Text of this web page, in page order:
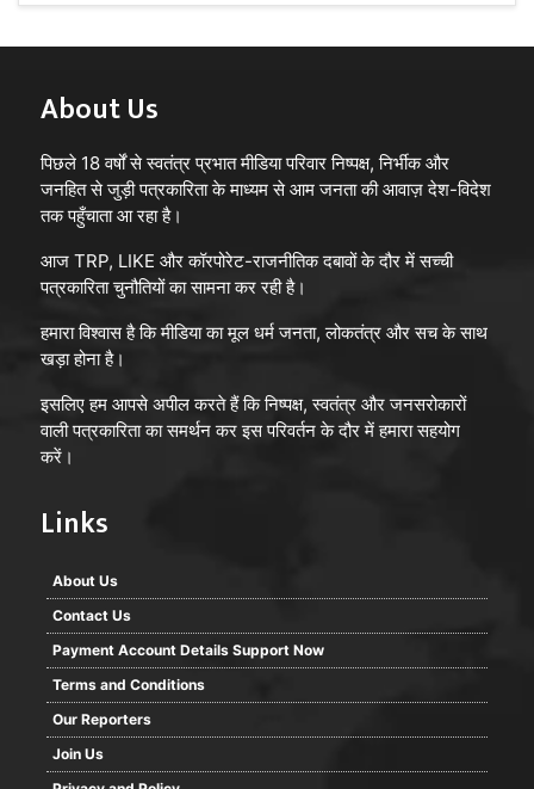
About Us
पिछले 18 वर्षों से स्वतंत्र प्रभात मीडिया परिवार निष्पक्ष, निर्भीक और
जनहित से जुड़ी पत्रकारिता के माध्यम से आम जनता की आवाज़ देश-विदेश
तक पहुँचाता आ रहा है।
आज TRP, LIKE और कॉरपोरेट-राजनीतिक दबावों के दौर में सच्ची
पत्रकारिता चुनौतियों का सामना कर रही है।
हमारा विश्वास है कि मीडिया का मूल धर्म जनता, लोकतंत्र और सच के साथ
खड़ा होना है।
इसलिए हम आपसे अपील करते हैं कि निष्पक्ष, स्वतंत्र और जनसरोकारों
वाली पत्रकारिता का समर्थन कर इस परिवर्तन के दौर में हमारा सहयोग
करें।
Links
About Us
Contact Us
Payment Account Details Support Now
Terms and Conditions
Our Reporters
Join Us